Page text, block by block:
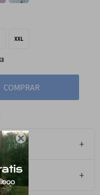

XXL
COMPRAR
envío